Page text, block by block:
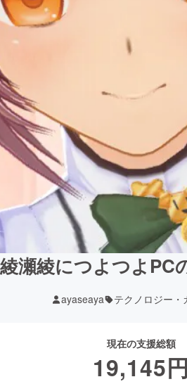
瀬綾につよつよPC
ayaseaya テクノロジー・
現在の支援総額
19,145円